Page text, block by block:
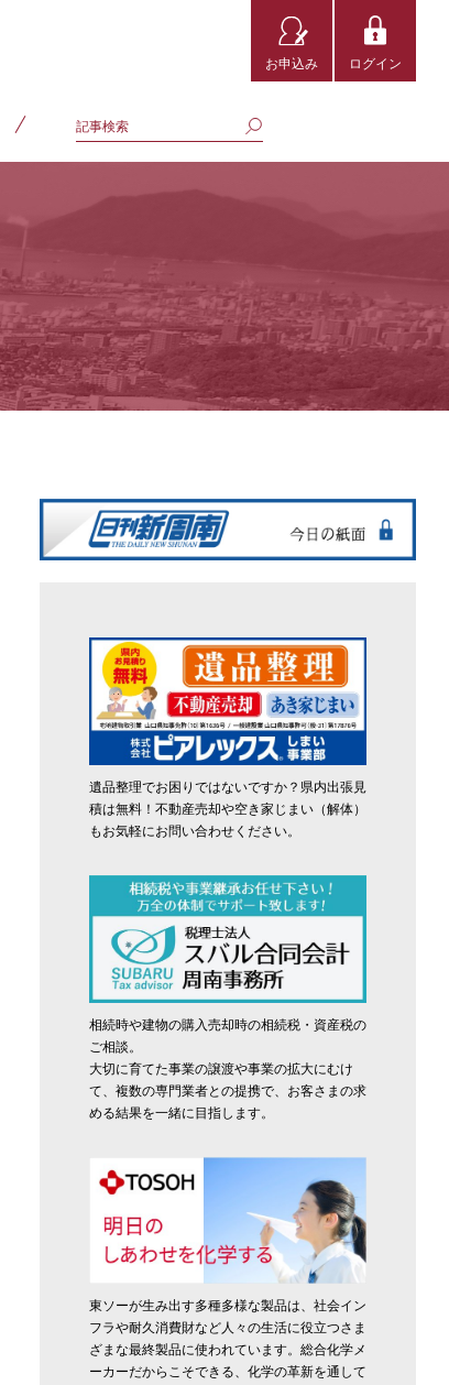
お申込み ログイン
遺品整理でお困りではないですか？県内出張見
積は無料！不動産売却や空き家じまい（解体）
もお気軽にお問い合わせください。
相続時や建物の購入売却時の相続税・資産税の
ご相談。
大切に育てた事業の譲渡や事業の拡大にむけ
て、複数の専門業者との提携で、お客さまの求
める結果を一緒に目指します。
東ソーが生み出す多種多様な製品は、社会イン
フラや耐久消費財など人々の生活に役立つさま
ざまな最終製品に使われています。総合化学メ
ーカーだからこそできる、化学の革新を通して